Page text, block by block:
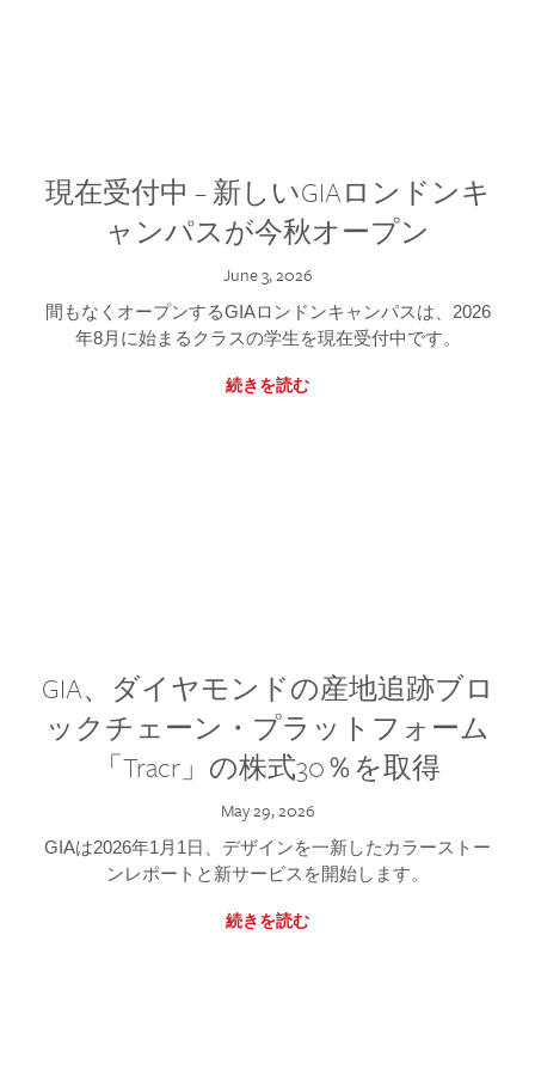
現在受付中 – 新しいGIAロンドンキ
ャンパスが今秋オープン
June 3, 2026
間もなくオープンするGIAロンドンキャンパスは、2026
年8月に始まるクラスの学生を現在受付中です。
続きを読む
GIA、ダイヤモンドの産地追跡ブロ
ックチェーン・プラットフォーム
「Tracr」の株式30％を取得
May 29, 2026
GIAは2026年1月1日、デザインを一新したカラーストー
ンレポートと新サービスを開始します。
続きを読む